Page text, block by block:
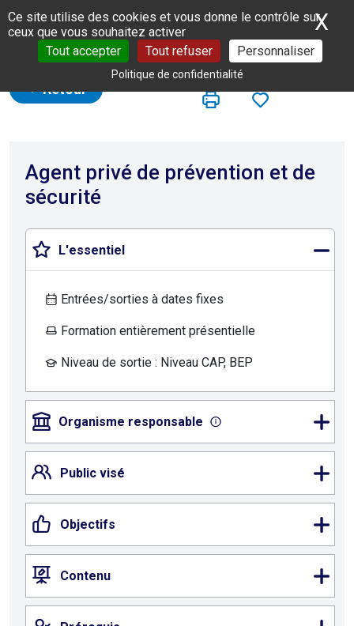
Panneau de gestion des cookies
Ce site utilise des cookies et vous donne le contrôle sur
ceux que vous souhaitez activer
Tout accepter
Tout refuser Personnaliser
Politique de confidentialité
X
Retour
Agent privé de prévention et de
sécurité
L'essentiel
Entrées/sorties à dates fixes
Formation entièrement présentielle
Niveau de sortie : Niveau CAP, BEP
Organisme responsable
Public visé
Objectifs
Contenu